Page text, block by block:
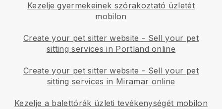
Kezelje gyermekeinek szórakoztató üzletét
mobilon
Create your pet sitter website - Sell your pet
sitting services in Portland online
Create your pet sitter website - Sell your pet
sitting services in Miramar online
Kezelje a balettórák üzleti tevékenységét mobilon